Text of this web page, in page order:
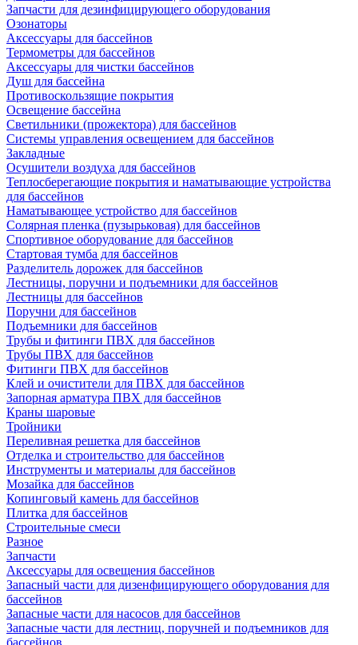
Запчасти для дезинфицирующего оборудования
Озонаторы
Аксессуары для бассейнов
Термометры для бассейнов
Аксессуары для чистки бассейнов
Душ для бассейна
Противоскользящие покрытия
Освещение бассейна
Светильники (прожектора) для бассейнов
Системы управления освещением для бассейнов
Закладные
Осушители воздуха для бассейнов
Теплосберегающие покрытия и наматывающие устройства
для бассейнов
Наматывающее устройство для бассейнов
Солярная пленка (пузырьковая) для бассейнов
Спортивное оборудование для бассейнов
Стартовая тумба для бассейнов
Разделитель дорожек для бассейнов
Лестницы, поручни и подъемники для бассейнов
Лестницы для бассейнов
Поручни для бассейнов
Подъемники для бассейнов
Трубы и фитинги ПВХ для бассейнов
Трубы ПВХ для бассейнов
Фитинги ПВХ для бассейнов
Клей и очистители для ПВХ для бассейнов
Запорная арматура ПВХ для бассейнов
Краны шаровые
Тройники
Переливная решетка для бассейнов
Отделка и строительство для бассейнов
Инструменты и материалы для бассейнов
Мозайка для бассейнов
Копинговый камень для бассейнов
Плитка для бассейнов
Строительные смеси
Разное
Запчасти
Аксессуары для освещения бассейнов
Запасный части для дизенфицирующего оборудования для
бассейнов
Запасные части для насосов для бассейнов
Запасные части для лестниц, поручней и подъемников для
бассейнов